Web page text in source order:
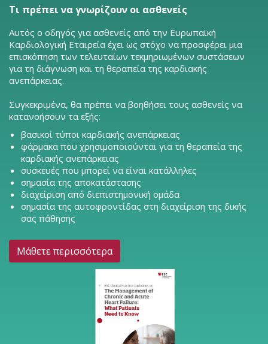
Τι πρέπει να γνωρίζουν οι ασθενείς
Αυτός ο οδηγός για ασθενείς από την Ευρωπαϊκή
Καρδιολογική Εταιρεία έχει ως στόχο να προσφέρει μια
επισκόπηση των τελευταίων τεκμηριωμένων συστάσεων
για τη διάγνωση και τη θεραπεία της καρδιακής
ανεπάρκειας.
Συγκεκριμένα, θα πρέπει να βοηθήσει τους ασθενείς να
κατανοήσουν τα εξής:
βασικοί τύποι καρδιακής ανεπάρκειας
φάρμακα που χρησιμοποιούνται για τη θεραπεία της
καρδιακής ανεπάρκειας
συσκευές που μπορεί να είναι κατάλληλες
σημασία της αποκατάστασης
διαχείριση από διεπιστημονική ομάδα
σημασία της αυτοφροντίδας στη διαχείριση της δικής
σας πάθησης
Μάθετε περισσότερα